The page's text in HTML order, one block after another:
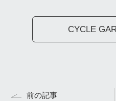
CYCLE
前の記事